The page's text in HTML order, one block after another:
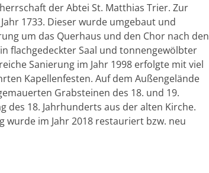
der Abtei St. Matthias Trier. Zur
1733. Dieser wurde umgebaut und
um das Querhaus und den Chor nach den
flachgedeckter Saal und tonnengewölbter
Sanierung im Jahr 1998 erfolgte mit viel
Kapellenfesten. Auf dem Außengelände
Grabsteinen des 18. und 19.
des 18. Jahrhunderts aus der alten Kirche.
wurde im Jahr 2018 restauriert bzw. neu